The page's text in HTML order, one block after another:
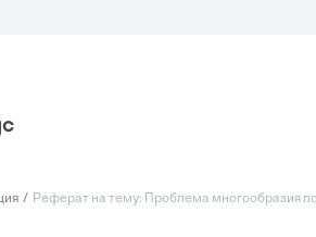
Реферат на тему: Проблема многообразия